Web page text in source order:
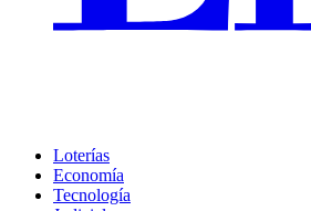
Loterías
Economía
Tecnología